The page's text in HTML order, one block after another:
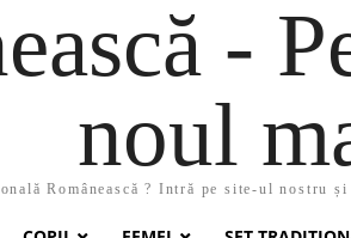
-
noul
Românească ? Intră pe site-ul nostru